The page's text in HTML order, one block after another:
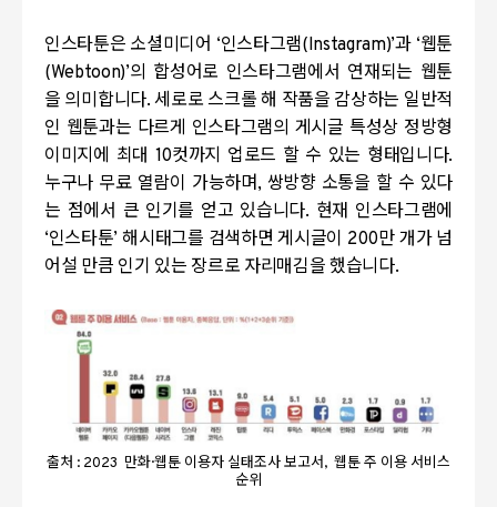
인스타툰은 소셜미디어 ‘인스타그램(Instagram)’과 ‘웹툰
(Webtoon)’의 합성어로 인스타그램에서 연재되는 웹툰
을 의미합니다.세로로 스크롤 해 작품을 감상하는 일반적
인 웹툰과는 다르게 인스타그램의 게시글 특성상 정방형
이미지에 최대 10컷까지 업로드 할 수 있는 형태입니다.
누구나 무료 열람이 가능하며, 쌍방향 소통을 할 수 있다
는 점에서 큰 인기를 얻고 있습니다. 현재 인스타그램에
‘인스타툰’ 해시태그를 검색하면 게시글이 200만 개가 넘
어설 만큼 인기 있는 장르로 자리매김을 했습니다.
출처 : 2023 만화·웹툰 이용자 실태조사 보고서, 웹툰 주 이용 서비스
순위